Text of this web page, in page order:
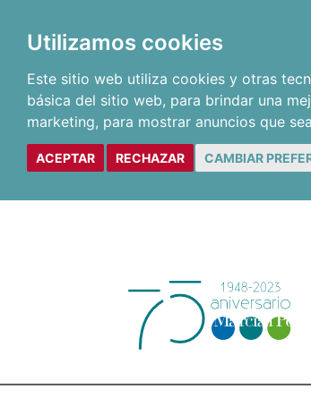
Utilizamos cookies
Este sitio web utiliza cookies y otras
básica del sitio web, para brindar una
marketing, para mostrar anuncios que
ACEPTAR RECHAZAR CAMBIAR